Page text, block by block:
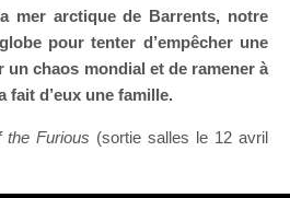
mer arctique de Barrents, notre
pour tenter d’empêcher une
un chaos mondial et de ramener à
fait d’eux une famille.
the Furious (sortie salles le 12 avril